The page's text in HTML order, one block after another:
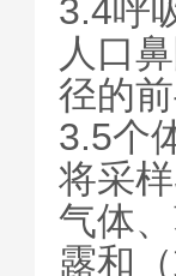
3.4呼
人口
径的
3.5个
将采
气体
露和